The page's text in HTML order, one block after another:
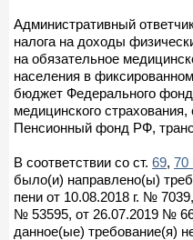
Административный
налога на доходы
на обязательное
населения в
бюджет Федерального
медицинского
Пенсионный фонд РФ,
В соответствии со ст. 69,
было(и) направлено(ы)
пени от 10.08.2018 г. №
№ 53595, от 26.07.2019 №
данное(ые) требование(я)